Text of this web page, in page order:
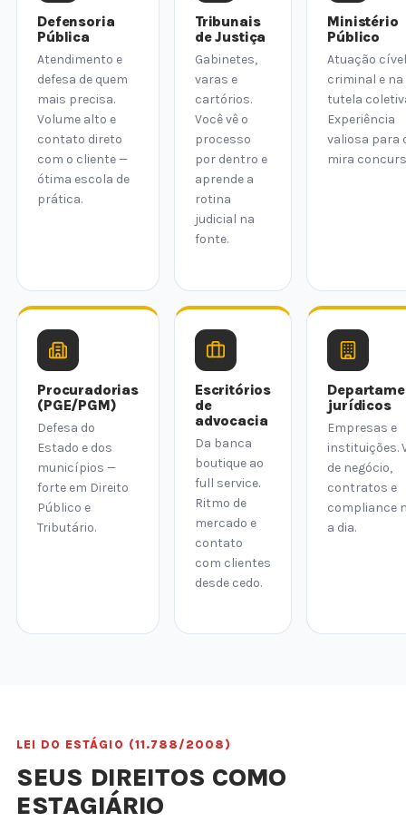
Defensoria
Pública
Atendimento e
defesa de quem
mais precisa.
Volume alto e
contato direto
com o cliente —
ótima escola de
prática.
Tribunais
de Justiça
Gabinetes,
varas e
cartórios.
Você vê o
processo
por dentro e
aprende a
rotina
judicial na
fonte.
Ministério
Público
Atuação
criminal e na
tutela
Experiência
valiosa para
mira
Procuradorias
(PGE/PGM)
Defesa do
Estado e dos
municípios —
forte em Direito
Público e
Tributário.
Escritórios
de
advocacia
Da banca
boutique ao
full service.
Ritmo de
mercado e
contato
com clientes
desde cedo.
jurídicos
Empresas e
instituições.
de negócio,
contratos e
compliance
a dia.
LEI DO ESTÁGIO (11.788/2008)
SEUS DIREITOS COMO
ESTAGIÁRIO